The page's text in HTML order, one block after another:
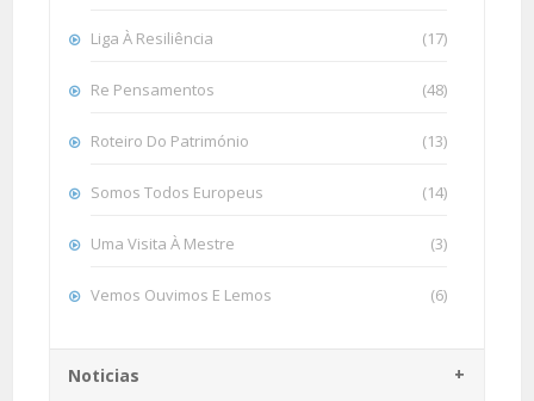
Liga À Resiliência (17)
Re Pensamentos (48)
Roteiro Do Património (13)
Somos Todos Europeus (14)
Uma Visita À Mestre (3)
Vemos Ouvimos E Lemos (6)
Noticias